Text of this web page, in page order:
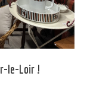
le-Loir !